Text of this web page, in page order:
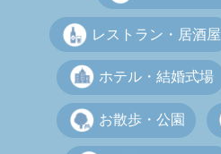
レストラン・居酒屋
ホテル・結婚式場
お散歩・公園